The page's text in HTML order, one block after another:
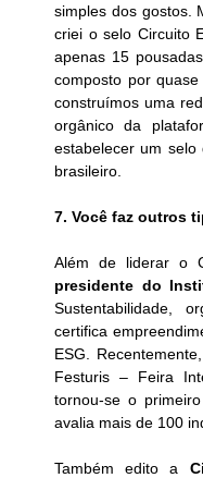
simples dos gostos.
criei o selo Circuito
apenas 15
composto por
construímos uma
orgânico da
estabelecer um
brasileiro.
7. Você faz outros
Além de liderar o
presidente do
Sustentabilidade,
certifica
ESG.
Festuris – Feira
tornou-se o
avalia mais de 100
Também edito a